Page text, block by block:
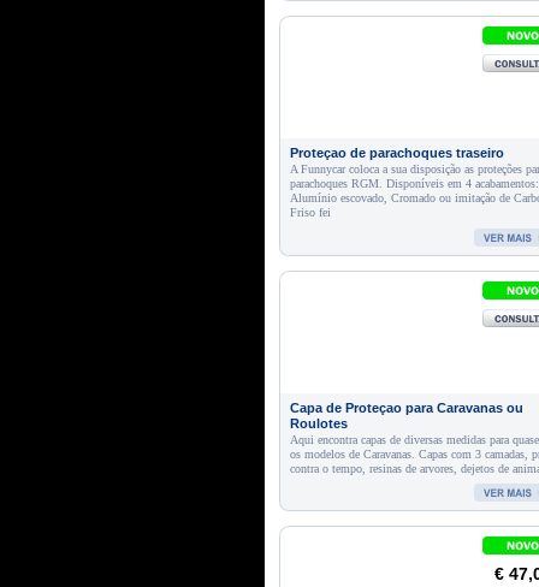
Proteçao de parachoques traseiro
A Funnycar coloca a sua disposição as proteções
parachoques RGM. Disponíveis em 4
Alumínio escovado, Cromado ou imitação de
Friso fei
Capa de Proteçao para Caravanas ou
Roulotes
Aqui encontra capas de diversas medidas para
os modelos de Caravanas. Capas com 3 camadas,
contra o tempo, resinas de arvores, dejetos de
€